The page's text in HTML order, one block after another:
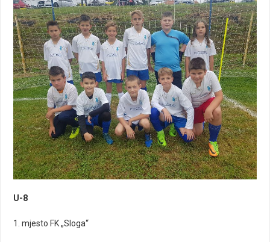
U-8
1. mjesto FK „Sloga“